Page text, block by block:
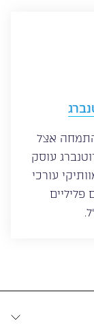
עורכי הדין משנת 1997, התמחה אצל
עוסק
שנה הינו מוותיקי עורכי
פליליים